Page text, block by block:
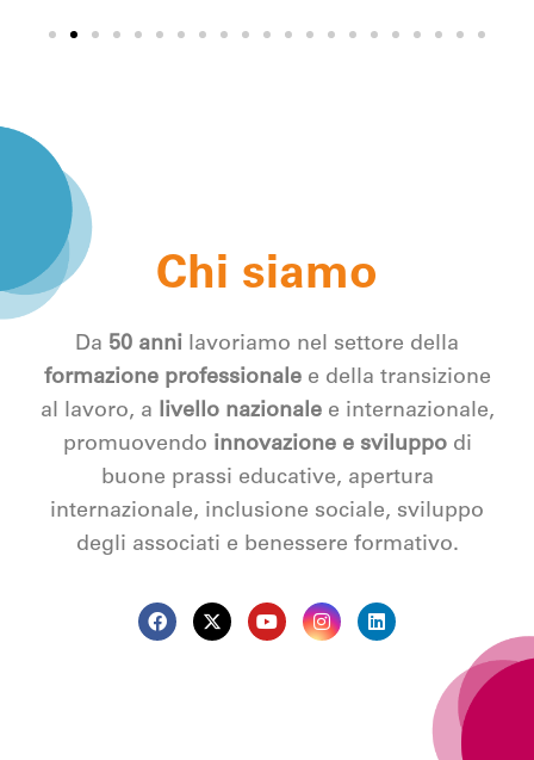
Chi siamo
Da 50 anni lavoriamo nel settore della
formazione professionalee della transizione
al lavoro, a livello nazionalee internazionale,
promuovendo innovazione e sviluppodi
buone prassi educative, apertura
internazionale, inclusione sociale, sviluppo
degli associati e benessere formativo.